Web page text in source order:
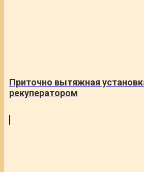
Приточно вытяжная
рекуператором